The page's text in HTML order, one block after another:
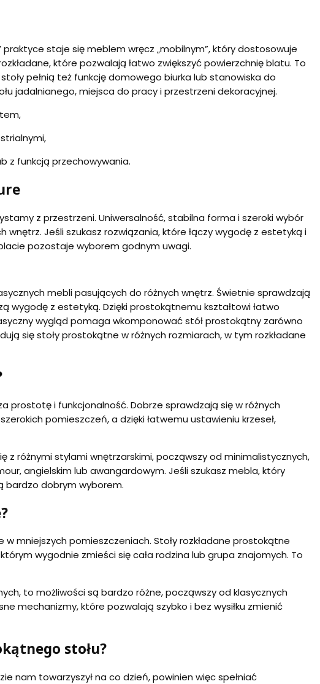
staje się meblem wręcz „mobilnym”, który dostosowuje
które pozwalają łatwo zwiększyć powierzchnię blatu. To
pełnią też funkcję domowego biurka lub stanowiska do
jadalnianego, miejsca do pracy i przestrzeni dekoracyjnej.
z funkcją przechowywania.
z przestrzeni. Uniwersalność, stabilna forma i szeroki wybór
Jeśli szukasz rozwiązania, które łączy wygodę z estetyką i
pozostaje wyborem godnym uwagi.
mebli pasujących do różnych wnętrz. Świetnie sprawdzają
wygodę z estetyką. Dzięki prostokątnemu kształtowi łatwo
wygląd pomaga wkomponować stół prostokątny zarówno
się stoły prostokątne w różnych rozmiarach, w tym rozkładane
prostotę i funkcjonalność. Dobrze sprawdzają się w różnych
pomieszczeń, a dzięki łatwemu ustawieniu krzeseł,
różnymi stylami wnętrzarskimi, począwszy od minimalistycznych,
angielskim lub awangardowym. Jeśli szukasz mebla, który
bardzo dobrym wyborem.
mniejszych pomieszczeniach. Stoły rozkładane prostokątne
wygodnie zmieści się cała rodzina lub grupa znajomych. To
to możliwości są bardzo różne, począwszy od klasycznych
mechanizmy, które pozwalają szybko i bez wysiłku zmienić
stołu?
nam towarzyszył na co dzień, powinien więc spełniać